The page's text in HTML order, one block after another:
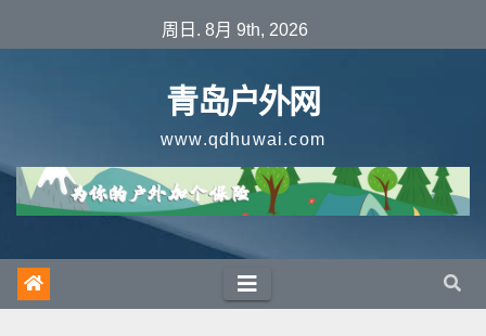
至
周日. 8月 9th, 2026
青岛户外网
www.qdhuwai.com